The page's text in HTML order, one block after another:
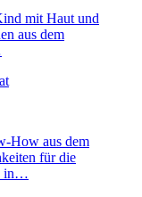
mit Haut und
aus dem
How aus dem
für die
in…